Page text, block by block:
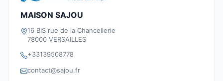
MAISON SAJOU
16 BIS rue de la Chancellerie
78000 VERSAILLES
+33139508778
contact@sajou.fr